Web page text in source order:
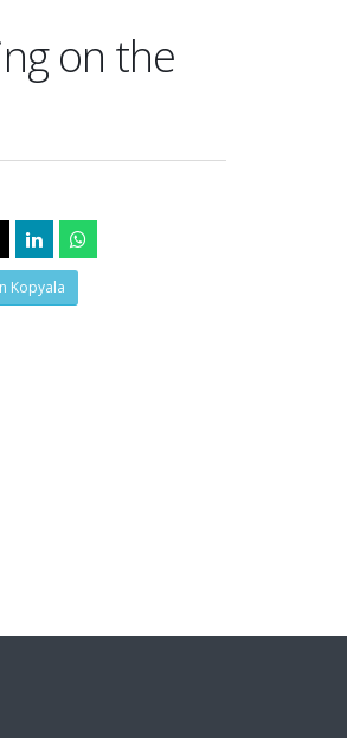
on the
Kopyala